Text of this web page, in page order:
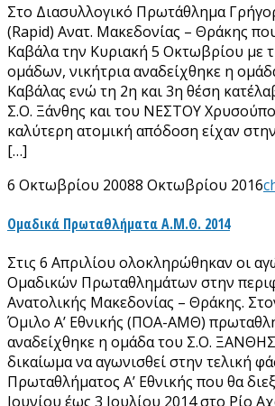
Στο Διασυλλογικό Πρωτάθλημα
(Rapid) Ανατ. Μακεδονίας – Θράκης
Καβάλα την Κυριακή 5 Οκτωβρίου με
ομάδων, νικήτρια αναδείχθηκε η
Καβάλας ενώ τη 2η και 3η θέση
Σ.Ο. Ξάνθης και του ΝΕΣΤΟΥ
καλύτερη ατομική απόδοση είχαν
[…]
6 Οκτωβρίου 20088 Οκτωβρίου 2016
Ομαδικά Πρωταθλήματα Α.Μ.Θ. 2014
Στις 6 Απριλίου ολοκληρώθηκαν οι
Ομαδικών Πρωταθλημάτων στην
Ανατολικής Μακεδονίας – Θράκης.
Όμιλο Α’ Εθνικής (ΠΟΑ-ΑΜΘ)
αναδείχθηκε η ομάδα του Σ.Ο. ΞΑΝΘΗΣ
δικαίωμα να αγωνισθεί στην τελική
Πρωταθλήματος Α’ Εθνικής που θα
Ιουνίου έως 3 Ιουλίου 2014 στο Ρίο